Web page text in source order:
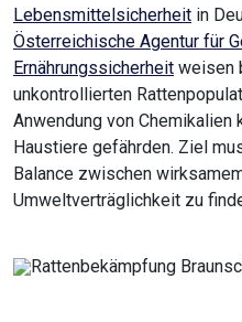
Lebensmittelsicherheit in
Österreichische Agentur für
Ernährungssicherheit weisen
unkontrollierten
Anwendung von Chemikalien
Haustiere gefährden. Ziel
Balance zwischen
Umweltverträglichkeit zu